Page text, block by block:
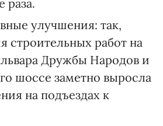
раза.
улучшения: так,
строительных работ на
Дружбы Народов и
шоссе заметно выросла
на подъездах к